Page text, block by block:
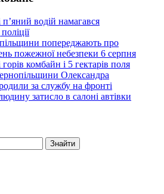
водій намагався
попереджають про
пожежної небезпеки 6 серпня
комбайн і 5 гектарів поля
Олександра
за службу на фронті
затисло в салоні автівки
Знайти